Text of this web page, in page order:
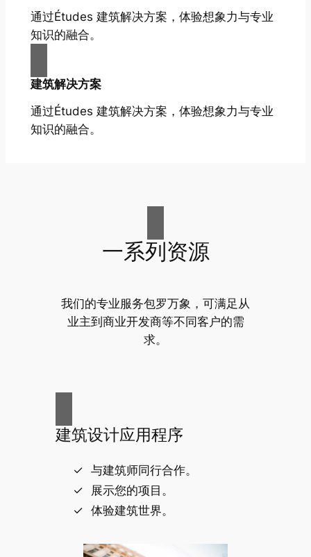
通过Études 建筑解决方案，体验想象力与专业
知识的融合。
建筑解决方案
通过Études 建筑解决方案，体验想象力与专业
知识的融合。
一系列资源
我们的专业服务包罗万象，可满足从
业主到商业开发商等不同客户的需
求。
建筑设计应用程序
与建筑师同行合作。
展示您的项目。
体验建筑世界。